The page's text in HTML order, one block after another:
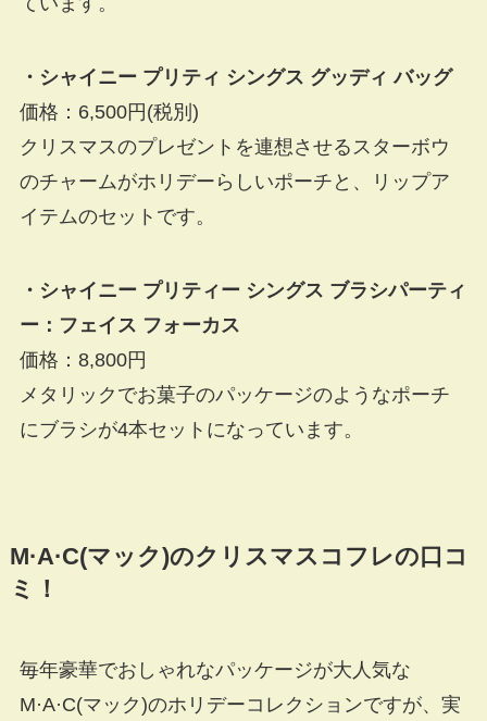
・シャイニー プリティ シングス グッディ バッグ
価格：6,500円(税別)
クリスマスのプレゼントを連想させるスターボウ
のチャームがホリデーらしいポーチと、リップア
イテムのセットです。
・シャイニー プリティー シングス ブラシパーティ
ー：フェイス フォーカス
価格：8,800円
メタリックでお菓子のパッケージのようなポーチ
にブラシが4本セットになっています。
M·A·C(マック)のクリスマスコフレの口コ
ミ！
毎年豪華でおしゃれなパッケージが大人気な
M·A·C(マック)のホリデーコレクションですが、実